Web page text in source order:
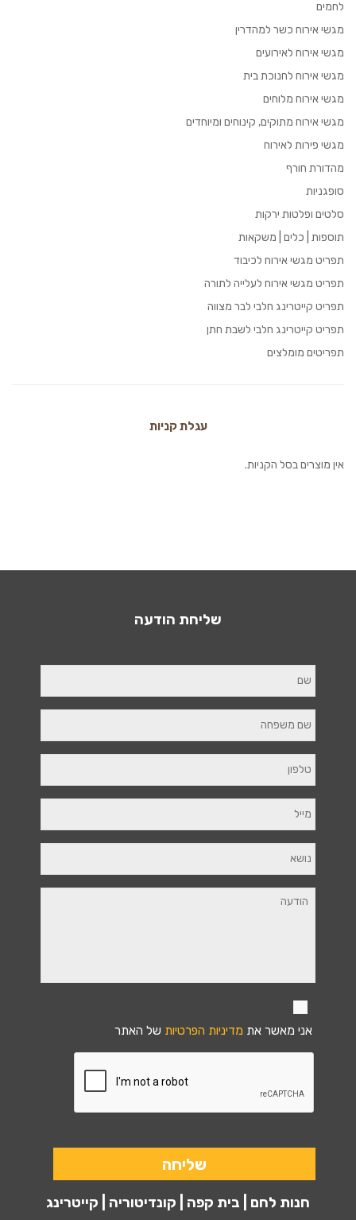
לחמים
מגשי אירוח כשר למהדרין
מגשי אירוח לאירועים
מגשי אירוח לחנוכת בית
מגשי אירוח מלוחים
מגשי אירוח מתוקים, קינוחים ומיוחדים
מגשי פירות לאירוח
מהדורת חורף
סופגניות
סלטים ופלטות ירקות
תוספות | כלים | משקאות
תפריט מגשי אירוח לכיבוד
תפריט מגשי אירוח לעלייה לתורה
תפריט קייטרינג חלבי לבר מצווה
תפריט קייטרינג חלבי לשבת חתן
תפריטים מומלצים
עגלת קניות
אין מוצרים בסל הקניות.
שליחת הודעה
אני מאשר את מדיניות הפרטיות של האתר
חנות לחם | בית קפה | קונדיטוריה | קייטרינג